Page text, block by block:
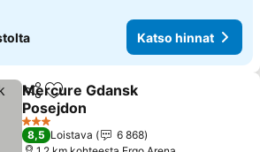
Katso hinnat
Jaa Lisää suosikkeihin
Mercure Gdansk
Posejdon
Katso hinnat
3 Tähtiluokitus
8,5 Loistava
6 868